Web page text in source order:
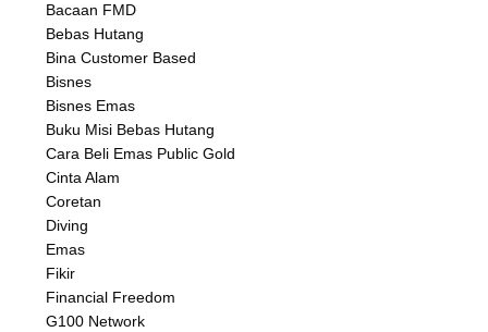
Bacaan FMD
Bebas Hutang
Bina Customer Based
Bisnes
Bisnes Emas
Buku Misi Bebas Hutang
Cara Beli Emas Public Gold
Cinta Alam
Coretan
Diving
Emas
Fikir
Financial Freedom
G100 Network